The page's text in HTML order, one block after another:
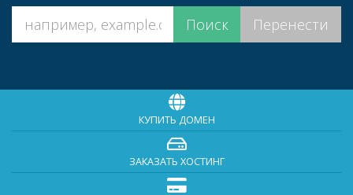
КУПИТЬ ДОМЕН
ЗАКАЗАТЬ ХОСТИНГ